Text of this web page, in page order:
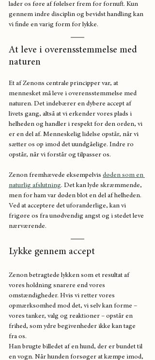
lader os føre af følelser frem for fornuft. Kun
gennem indre disciplin og bevidst handling kan
vi finde en varig form for lykke.
At leve i overensstemmelse med
naturen
Et af Zenons centrale principper var, at
mennesket må leve i overensstemmelse med
naturen. Det indebærer en dybere accept af
livets gang, altså at vi erkender vores plads i
helheden og handler i respekt for den orden, vi
er en del af. Menneskelig lidelse opstår, når vi
sætter os op imod det uundgåelige. Indre ro
opstår, når vi forstår og tilpasser os.
Zenon fremhævede eksempelvis døden som en
naturlig afslutning. Det kan lyde skræmmende,
men for ham var døden blot en del af helheden.
Ved at acceptere det uforanderlige, kan vi
frigøre os fra unødvendig angst og i stedet leve
nærværende.
Lykke gennem accept
Zenon betragtede lykken som et resultat af
vores holdning snarere end vores
omstændigheder. Hvis vi retter vores
opmærksomhed mod det, vi selv kan forme –
vores tanker, valg og reaktioner – opstår en
frihed, som ydre begivenheder ikke kan tage
fra os.
Han brugte billedet af en hund, der er bundet til
en vogn. Når hunden forsøger at kæmpe imod,